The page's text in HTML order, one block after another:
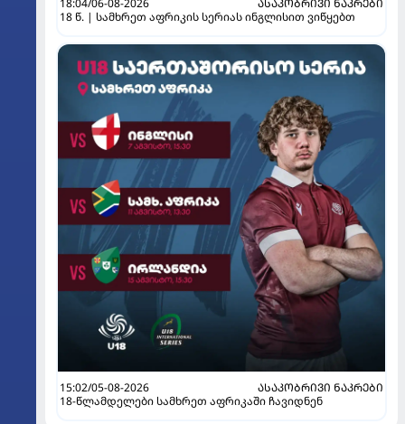
18 წ. | სამხრეთ აფრიკის სერიას ინგლისით ვიწყებთ
15:02/05-08-2026
ᲐᲡᲐᲙᲝᲑᲠᲘᲕᲘ ᲜᲐᲙᲠᲔᲑᲘ
18-წლამდელები სამხრეთ აფრიკაში ჩავიდნენ